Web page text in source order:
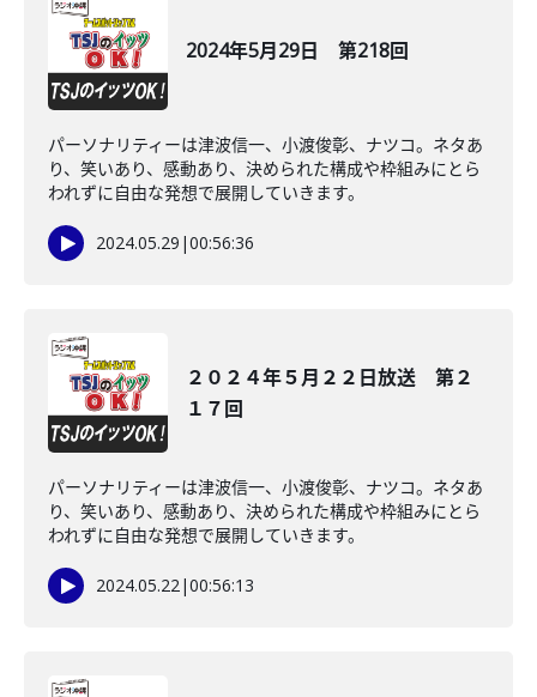
2024年5月29日 第218回
パーソナリティーは津波信一、小渡俊彰、ナツコ。ネタあ
り、笑いあり、感動あり、決められた構成や枠組みにとら
われずに自由な発想で展開していきます。
2024.05.29 |00:56:36
２０２４年５月２２日放送 第２
１７回
パーソナリティーは津波信一、小渡俊彰、ナツコ。ネタあ
り、笑いあり、感動あり、決められた構成や枠組みにとら
われずに自由な発想で展開していきます。
2024.05.22|00:56:13